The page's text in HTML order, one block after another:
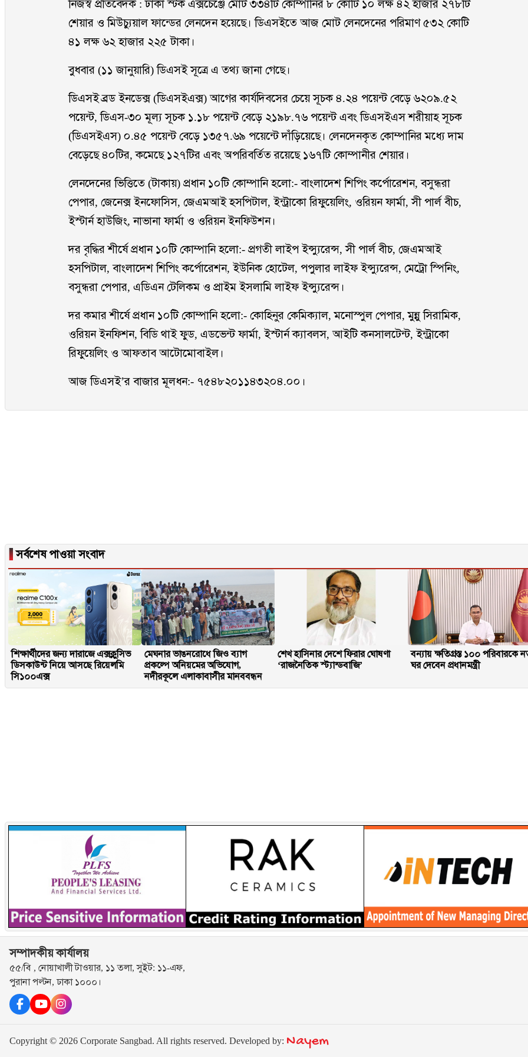
নিজস্ব প্রতিবেদক : ঢাকা স্টক এক্সচেঞ্জে মোট ৩৩৪টি কোম্পানির ৮ কোটি ১০ লক্ষ ৪২ হাজার ২৭৮টি
শেয়ার ও মিউচ্যুয়াল ফান্ডের লেনদেন হয়েছে। ডিএসইতে আজ মোট লেনদেনের পরিমাণ ৫৩২ কোটি
৪১ লক্ষ ৬২ হাজার ২২৫ টাকা।
বুধবার (১১ জানুয়ারি) ডিএসই সূত্রে এ তথ্য জানা গেছে।
ডিএসই ব্রড ইনডেক্স (ডিএসইএক্স) আগের কার্যদিবসের চেয়ে সূচক ৪.২৪ পয়েন্ট বেড়ে ৬২০৯.৫২
পয়েন্ট, ডিএস-৩০ মূল্য সূচক ১.১৮ পয়েন্ট বেড়ে ২১৯৮.৭৬ পয়েন্ট এবং ডিএসইএস শরীয়াহ সূচক
(ডিএসইএস) ০.৪৫ পয়েন্ট বেড়ে ১৩৫৭.৬৯ পয়েন্টে দাঁড়িয়েছে। লেনদেনকৃত কোম্পানির মধ্যে দাম
বেড়েছে ৪০টির, কমেছে ১২৭টির এবং অপরিবর্তিত রয়েছে ১৬৭টি কোম্পানীর শেয়ার।
লেনদেনের ভিত্তিতে (টাকায়) প্রধান ১০টি কোম্পানি হলো:- বাংলাদেশ শিপিং কর্পোরেশন, বসুন্ধরা
পেপার, জেনেক্স ইনফোসিস, জেএমআই হসপিটাল, ইন্ট্রাকো রিফুয়েলিং, ওরিয়ন ফার্মা, সী পার্ল বীচ,
ইস্টার্ন হাউজিং, নাভানা ফার্মা ও ওরিয়ন ইনফিউশন।
দর বৃদ্ধির শীর্ষে প্রধান ১০টি কোম্পানি হলো:- প্রগতী লাইপ ইন্স্যুরেন্স, সী পার্ল বীচ, জেএমআই
হসপিটাল, বাংলাদেশ শিপিং কর্পোরেশন, ইউনিক হোটেল, পপুলার লাইফ ইন্স্যুরেন্স, মেট্রো স্পিনিং,
বসুন্ধরা পেপার, এডিএন টেলিকম ও প্রাইম ইসলামি লাইফ ইন্স্যুরেন্স।
দর কমার শীর্ষে প্রধান ১০টি কোম্পানি হলো:- কোহিনুর কেমিক্যাল, মনোস্পুল পেপার, মুন্নু সিরামিক,
ওরিয়ন ইনফিশন, বিডি থাই ফুড, এডভেন্ট ফার্মা, ইস্টার্ন ক্যাবলস, আইটি কনসালটেন্ট, ইন্ট্রাকো
রিফুয়েলিং ও আফতাব আটোমোবাইল।
আজ ডিএসই’র বাজার মূলধন:- ৭৫৪৮২০১১৪৩২০৪.০০।
▐সর্বশেষ পাওয়া সংবাদ
শিক্ষার্থীদের জন্য দারাজে এক্সক্লুসিভ
ডিসকাউন্ট নিয়ে আসছে রিয়েলমি
সি১০০এক্স
মেঘনার ভাঙনরোধে জিও ব্যাগ
প্রকল্পে অনিয়মের অভিযোগ,
নদীরকূলে এলাকাবাসীর মানববন্ধন
শেখ হাসিনার দেশে ফিরার ঘোষণা
‘রাজনৈতিক স্ট্যান্ডবাজি’
বন্যায় ক্ষতিগ্রস্ত ১০০ পরিবারকে
ঘর দেবেন প্রধানমন্ত্রী
সম্পাদকীয় কার্যালয়
৫৫/বি , নোয়াখালী টাওয়ার, ১১ তলা, সুইট: ১১-এফ,
পুরানা পল্টন, ঢাকা ১০০০।
Copyright © 2026 Corporate Sangbad. All rights reserved. Developed by: Nayem